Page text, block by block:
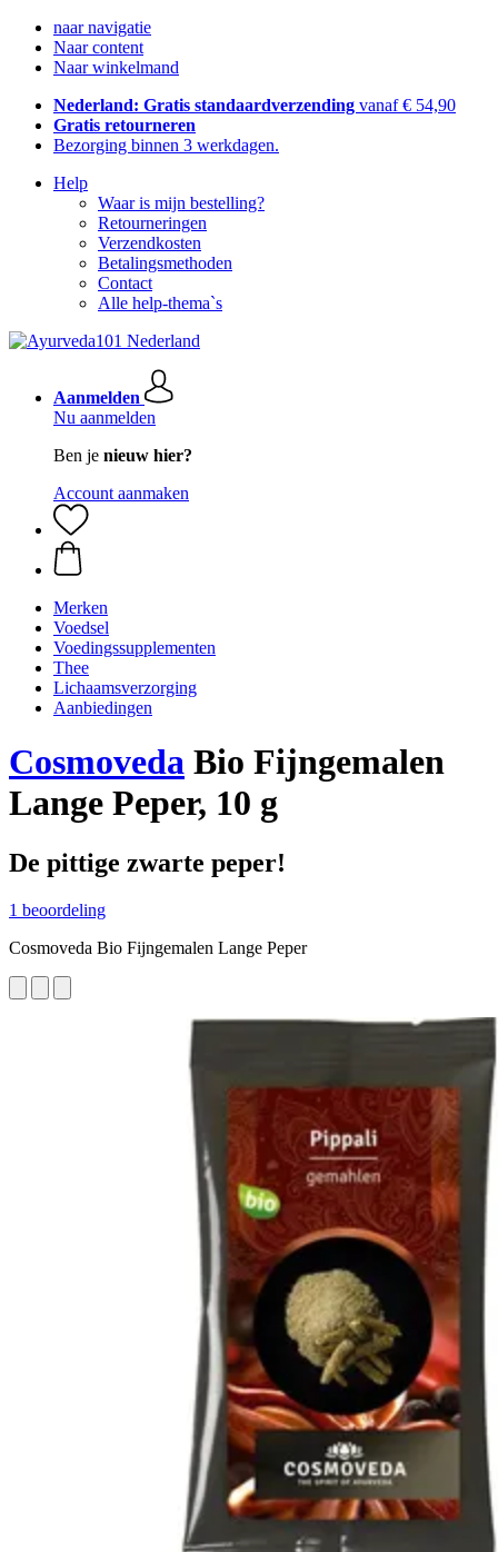
naar navigatie
Naar content
Naar winkelmand
Nederland: Gratis standaardverzending vanaf € 54,90
Gratis retourneren
Bezorging binnen 3 werkdagen.
Help
Waar is mijn bestelling?
Retourneringen
Verzendkosten
Betalingsmethoden
Contact
Alle help-thema`s
Aanmelden
Nu aanmelden
Ben je nieuw hier?
Account aanmaken
Merken
Voedsel
Voedingssupplementen
Thee
Lichaamsverzorging
Aanbiedingen
Cosmoveda Bio Fijngemalen
Lange Peper, 10 g
De pittige zwarte peper!
1 beoordeling
Cosmoveda Bio Fijngemalen Lange Peper